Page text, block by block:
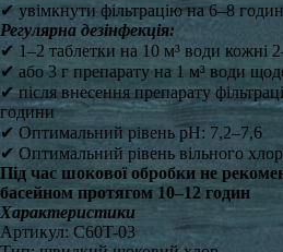
✔ увімкнути фільтрацію на 6–8 годин
Регулярна дезінфекція:
✔ 1–2 таблетки на 10 м³ води кожні
✔ або 3 г препарату на 1 м³ води
✔ після внесення препарату
години
✔ Оптимальний рівень pH: 7,2–7,6
✔ Оптимальний рівень вільного
Під час шокової обробки не
басейном протягом 10–12 годин
Характеристики
Артикул: C60T-03